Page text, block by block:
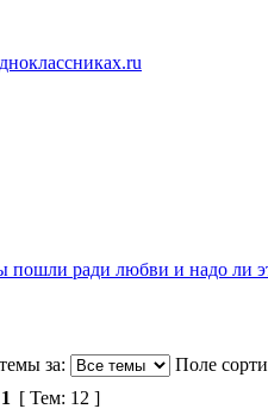
пошли ради любви и надо ли
за:
Поле
1 [ Тем: 12 ]